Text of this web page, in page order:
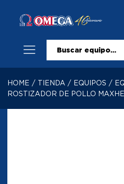
HOME / TIENDA / EQUIPOS /
ROSTIZADOR DE POLLO